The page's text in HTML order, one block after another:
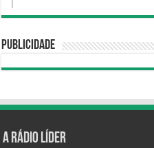
Publicidade
A Rádio Líder